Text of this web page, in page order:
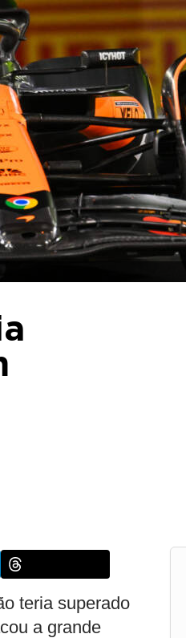
teria superado
a grande